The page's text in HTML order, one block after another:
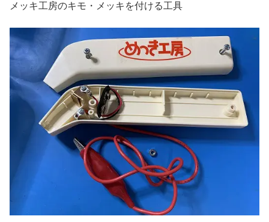
メッキ工房のキモ・メッキを付ける工具